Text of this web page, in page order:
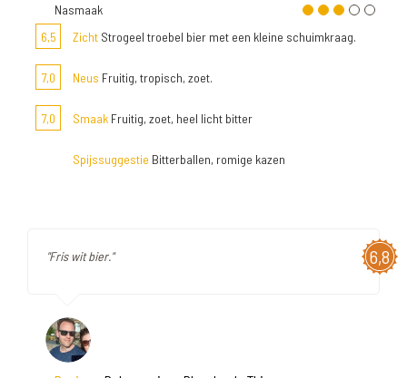
Nasmaak
6,5
Zicht Strogeel troebel bier met een kleine schuimkraag.
7,0 Neus Fruitig, tropisch, zoet.
7,0 Smaak Fruitig, zoet, heel licht bitter
Spijssuggestie Bitterballen, romige kazen
6,8
"Fris wit bier."